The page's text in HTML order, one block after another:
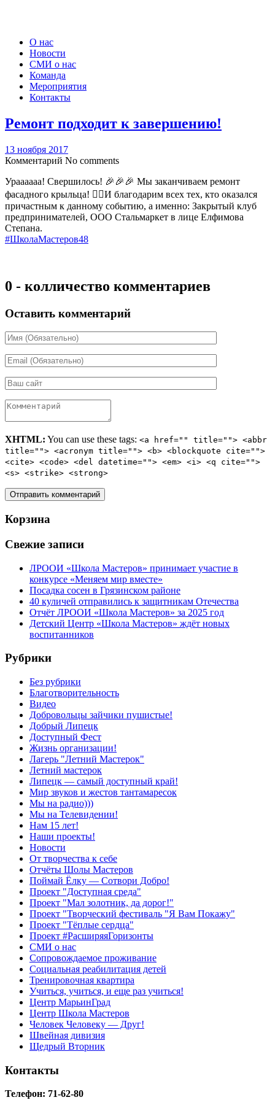
О нас
Новости
СМИ о нас
Команда
Мероприятия
Контакты
Ремонт подходит к завершению!
13 ноября 2017
Комментарий No comments
Ураааааа! Свершилось! 🎉🎉🎉 Мы заканчиваем ремонт
фасадного крыльца! 👷‍♀️И благодарим всех тех, кто оказался
причастным к данному событию, а именно: Закрытый клуб
предпринимателей, ООО Стальмаркет в лице Елфимова
Степана.
#ШколаМастеров48
0 - колличество комментариев
Оставить комментарий
XHTML: You can use these tags: <a href="" title=""> <abbr
title=""> <acronym title=""> <b> <blockquote cite="">
<cite> <code> <del datetime=""> <em> <i> <q cite="">
<s> <strike> <strong>
Корзина
Свежие записи
ЛРООИ «Школа Мастеров» принимает участие в
конкурсе «Меняем мир вместе»
Посадка сосен в Грязинском районе
40 куличей отправились к защитникам Отечества
Отчёт ЛРООИ «Школа Мастеров» за 2025 год
Детский Центр «Школа Мастеров» ждёт новых
воспитанников
Рубрики
Без рубрики
Благотворительность
Видео
Добровольцы зайчики пушистые!
Добрый Липецк
Доступный Фест
Жизнь организации!
Лагерь "Летний Мастерок"
Летний мастерок
Липецк — самый доступный край!
Мир звуков и жестов тантамаресок
Мы на радио)))
Мы на Телевидении!
Нам 15 лет!
Наши проекты!
Новости
От творчества к себе
Отчёты Шолы Мастеров
Поймай Ёлку — Сотвори Добро!
Проект "Доступная среда"
Проект "Мал золотник, да дорог!"
Проект "Творческий фестиваль "Я Вам Покажу"
Проект "Тёплые сердца"
Проект #РасширяяГоризонты
СМИ о нас
Сопровождаемое проживание
Социальная реабилитация детей
Тренировочная квартира
Учиться, учиться, и еще раз учиться!
Центр МарьинГрад
Центр Школа Мастеров
Человек Человеку — Друг!
Швейная дивизия
Щедрый Вторник
Контакты
Телефон: 71-62-80